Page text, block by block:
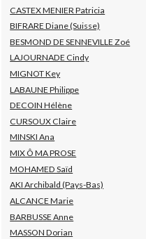
CASTEX MENIER Patricia
BIFRARE Diane (Suisse)
BESMOND DE SENNEVILLE Zoé
LAJOURNADE Cindy
MIGNOT Key
LABAUNE Philippe
DECOIN Hélène
CURSOUX Claire
MINSKI Ana
MIX Ô MA PROSE
MOHAMED Saïd
AKI Archibald (Pays-Bas)
ALCANCE Marie
BARBUSSE Anne
MASSON Dorian